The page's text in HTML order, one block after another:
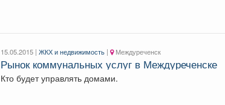
15.05.2015 |ЖКХ и недвижимость | Междуреченск
Рынок коммунальных услуг в Междуреченске
Кто будет управлять домами.